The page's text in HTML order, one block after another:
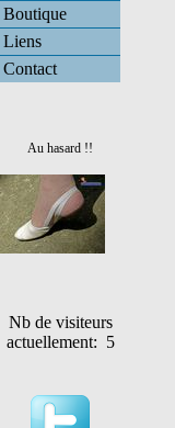
Boutique
Liens
Contact
Au hasard !!
Nb de visiteurs
actuellement: 5